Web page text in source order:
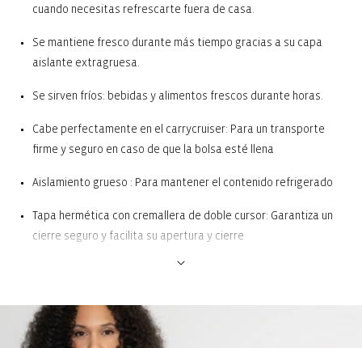
cuando necesitas refrescarte fuera de casa.
Se mantiene fresco durante más tiempo gracias a su capa
aislante extragruesa.
Se sirven fríos: bebidas y alimentos frescos durante horas.
Cabe perfectamente en el carrycruiser: Para un transporte
firme y seguro en caso de que la bolsa esté llena
Aislamiento grueso : Para mantener el contenido refrigerado
Tapa hermética con cremallera de doble cursor: Garantiza un
cierre seguro y facilita su apertura y cierre
Tapa fija de EVA con 2 cavidades: Puede utilizarse como mesa
Forro interior térmico de película de aluminio de gran calidad:
Para mantener el contenido refrigerado. Para limpiar, solo hay